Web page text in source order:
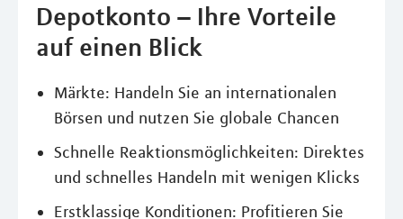
Depotkonto – Ihre Vorteile
auf einen Blick
Märkte: Handeln Sie an internationalen
Börsen und nutzen Sie globale Chancen
Schnelle Reaktionsmöglichkeiten: Direktes
und schnelles Handeln mit wenigen Klicks
Erstklassige Konditionen: Profitieren Sie